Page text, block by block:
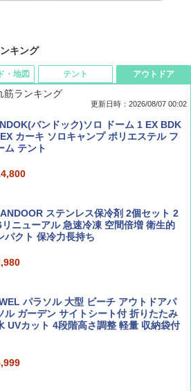
キング
ズニーファン ２０２６年 ９月号 [雑
ＤＩＳＮＥＹ ＦＡＮ)
ビ-パル) 2026年 9 月号【特別付録:
ミニマル"旅"財布 ランダム2種】
溪谷 2026年8月号「南アルプス大全」
・地図
地球の歩き方 チェンマイ タイ北部の魅
な町 2026～2027 地球の歩き方D アジア
地球の歩き方 イタリア 2026～2027 地
歩き方A ヨーロッパ
の歩き方 スター・ウォーズ
テント
ンパーズコレクション 山善] ポップアッ
ント 傘みたいに広げて畳める パッとサ
サンシェード キューブ フルクローズ メ
イキング カーキ PATC-150(KH)
PEAK (パイクスピーク) 着替えテン
折りたたみ 防災グッズ 災害用トイレ ビ
ト ワンタッチ RENEW 幅200 2-3人用 43
アウトドア
筋ランキング
更新日時：2026/08/07 00:02
バンドック)ソロ ドーム 1 EX BDK
カーキ ソロキャンプ ポリエステル フ
ム テント
ステンレス保冷剤 2個セット 2
ニューアル 急速冷凍 空間倍増 衛生的
パクト 保冷力長持ち
パラソル 大型 ビーチ アウトドアパ
ル ガーデン サイトシート付 折りたたみ
UVカット 4段階高さ調整 軽量 収納袋付